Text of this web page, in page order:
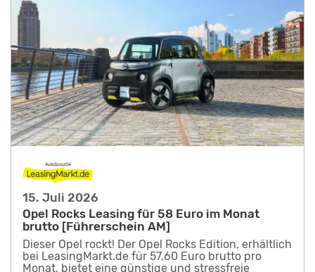
15. Juli 2026
Opel Rocks Leasing für 58 Euro im Monat
brutto [Führerschein AM]
Dieser Opel rockt! Der Opel Rocks Edition, erhältlich
bei LeasingMarkt.de für 57,60 Euro brutto pro
Monat, bietet eine günstige und stressfreie